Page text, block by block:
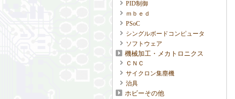
PID制御
ｍｂｅｄ
PSoC
シングルボードコンピュータ
ソフトウェア
機械加工・メカトロニクス
ＣＮＣ
サイクロン集塵機
治具
ホビーその他